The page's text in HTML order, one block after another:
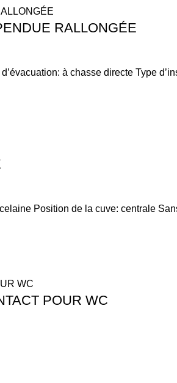
RALLONGÉE
à chasse directe Type
Position de la cuve: centrale
POUR WC